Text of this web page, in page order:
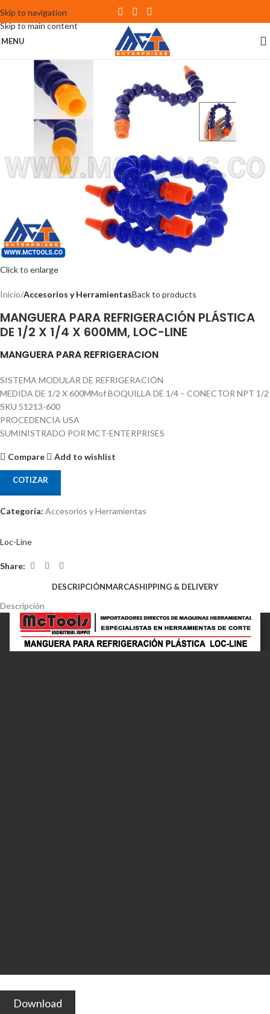
Skip to navigation
Skip to main content
MENU
Click to enlarge
Inicio Accesorios y HerramientasBack to products
MANGUERA PARA REFRIGERACIÓN PLÁSTICA
DE 1/2 X 1/4 X 600MM, LOC-LINE
MANGUERA PARA REFRIGERACION
SISTEMA MODULAR DE REFRIGERACIÓN
MEDIDA DE 1/2 X 600MMof BOQUILLA DE 1/4 – CONECTOR NPT 1/2
SKU 51213-600
PROCEDENCIA USA
SUMINISTRADO POR MCT-ENTERPRISES
Compare Add to wishlist
COTIZAR
Categoría: Accesorios y Herramientas
Loc-Line
Share:
DESCRIPCIÓNMARCASHIPPING & DELIVERY
Descripción
Download